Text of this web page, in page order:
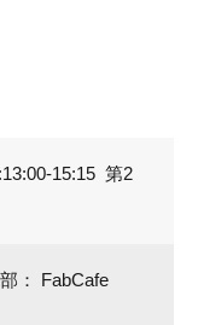
15:15 第2
： FabCafe